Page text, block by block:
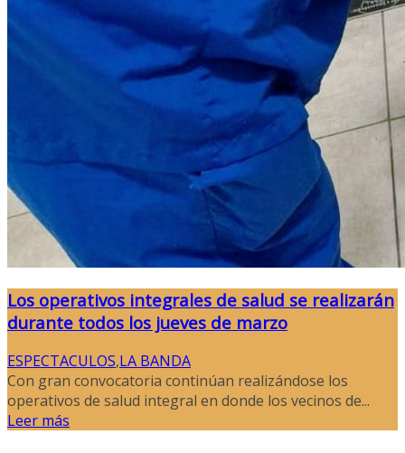
Los operativos integrales de salud se realizarán
durante todos los jueves de marzo
ESPECTACULOS,LA BANDA
Con gran convocatoria continúan realizándose los
operativos de salud integral en donde los vecinos de...
Leer más